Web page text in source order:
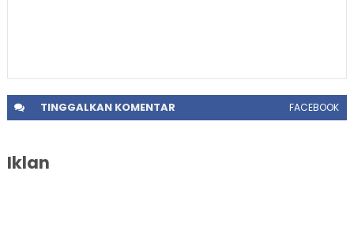
TINGGALKANKOMENTAR FACEBOOK
Iklan